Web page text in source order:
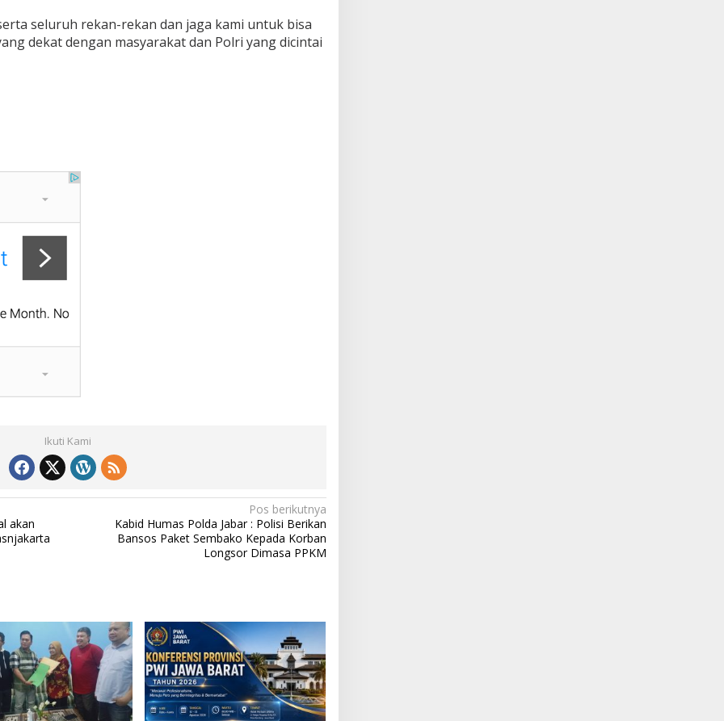
seluruh rekan-rekan dan jaga kami untuk bisa
dekat dengan masyarakat dan Polri yang dicintai
Ikuti Kami
akan
Pos berikutnya
Kabid Humas Polda Jabar : Polisi Berikan
Bansos Paket Sembako Kepada Korban
Longsor Dimasa PPKM